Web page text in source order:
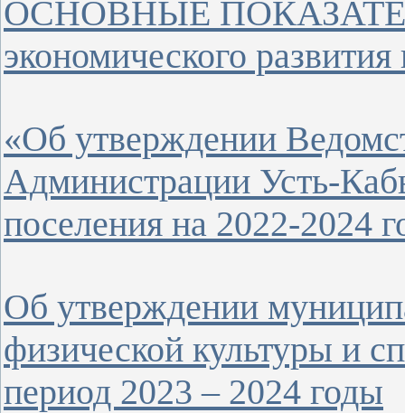
ОСНОВНЫЕ
экономического
«Об утверждении
Администрации Усть-
поселения на 2022-2024
Об утверждении
физической культуры и
период 2023 – 2024 годы